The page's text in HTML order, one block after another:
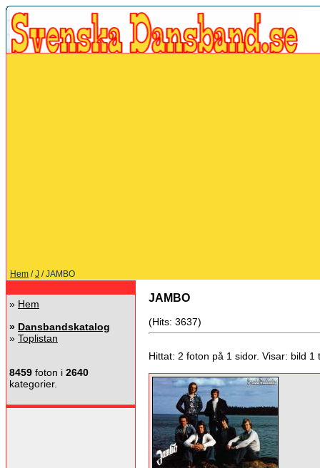
Hem /J / JAMBO
» Hem
» Dansbandskatalog
» Toplistan
8459 foton i 2640
kategorier.
JAMBO
(Hits: 3637)
Hittat: 2 foton på 1 sidor. Visar: bild 1